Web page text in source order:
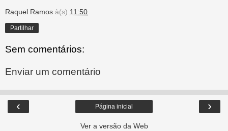
Raquel Ramos à(s) 11:50
Partilhar
Sem comentários:
Enviar um comentário
‹ ›
Página inicial
Ver a versão da Web